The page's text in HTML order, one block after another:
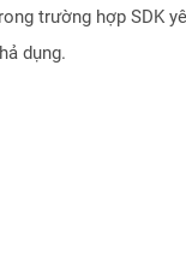
trường hợp SDK
dụng.